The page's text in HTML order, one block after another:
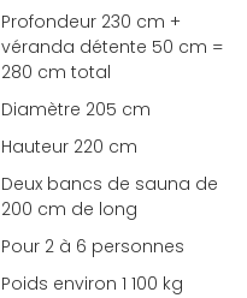
Profondeur 230 cm +
véranda détente 50 cm =
280 cm total
Diamètre 205 cm
Hauteur 220 cm
Deux bancs de sauna de
200 cm de long
Pour 2 à 6 personnes
Poids environ 1 100 kg